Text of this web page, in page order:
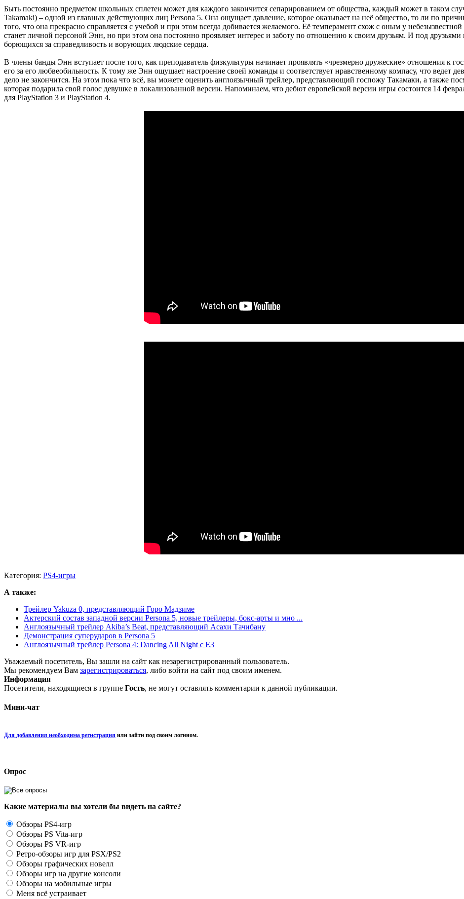
Быть постоянно предметом школьных сплетен может для каждого закончится сепарированием от общества, каждый может в таком
Takamaki) – одной из главных действующих лиц Persona 5. Она ощущает давление, которое оказывает на неё общество, то ли по
того, что она прекрасно справляется с учебой и при этом всегда добивается желаемого. Её темперамент схож с оным у
станет личной персоной Энн, но при этом она постоянно проявляет интерес и заботу по отношению к своим друзьям. И под
борющихся за справедливость и ворующих людские сердца.
В члены банды Энн вступает после того, как преподаватель физкультуры начинает проявлять «чрезмерно дружеские» отношения к
его за его любвеобильность. К тому же Энн ощущает настроение своей команды и соответствует нравственному компасу, что ведет
дело не закончится. На этом пока что всё, вы можете оценить англоязычный трейлер, представляющий госпожу Такамаки, а также
которая подарила свой голос девушке в локализованной версии. Напоминаем, что дебют европейской версии игры состоится 14
для PlayStation 3 и PlayStation 4.
Категория: PS4-игры
А также:
Трейлер Yakuza 0, представляющий Горо Мадзиме
Актерский состав западной версии Persona 5, новые трейлеры, бокс-арты и мно ...
Англоязычный трейлер Akiba’s Beat, представляющий Асахи Тачибану
Демонстрация суперударов в Persona 5
Англоязычный трейлер Persona 4: Dancing All Night с Е3
Уважаемый посетитель, Вы зашли на сайт как незарегистрированный пользователь.
Мы рекомендуем Вам зарегистрироваться, либо войти на сайт под своим именем.
Информация
Посетители, находящиеся в группе Гость, не могут оставлять комментарии к данной публикации.
Мини-чат
Для добавления необходима регистрация или зайти под своим логином.
Опрос
Какие материалы вы хотели бы видеть на сайте?
Обзоры PS4-игр
Обзоры PS Vita-игр
Обзоры PS VR-игр
Ретро-обзоры игр для PSX/PS2
Обзоры графических новелл
Обзоры игр на другие консоли
Обзоры на мобильные игры
Меня всё устраивает